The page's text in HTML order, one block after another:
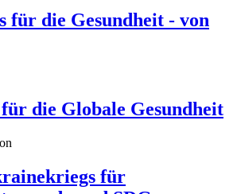
für die Gesundheit - von
die Globale Gesundheit
für